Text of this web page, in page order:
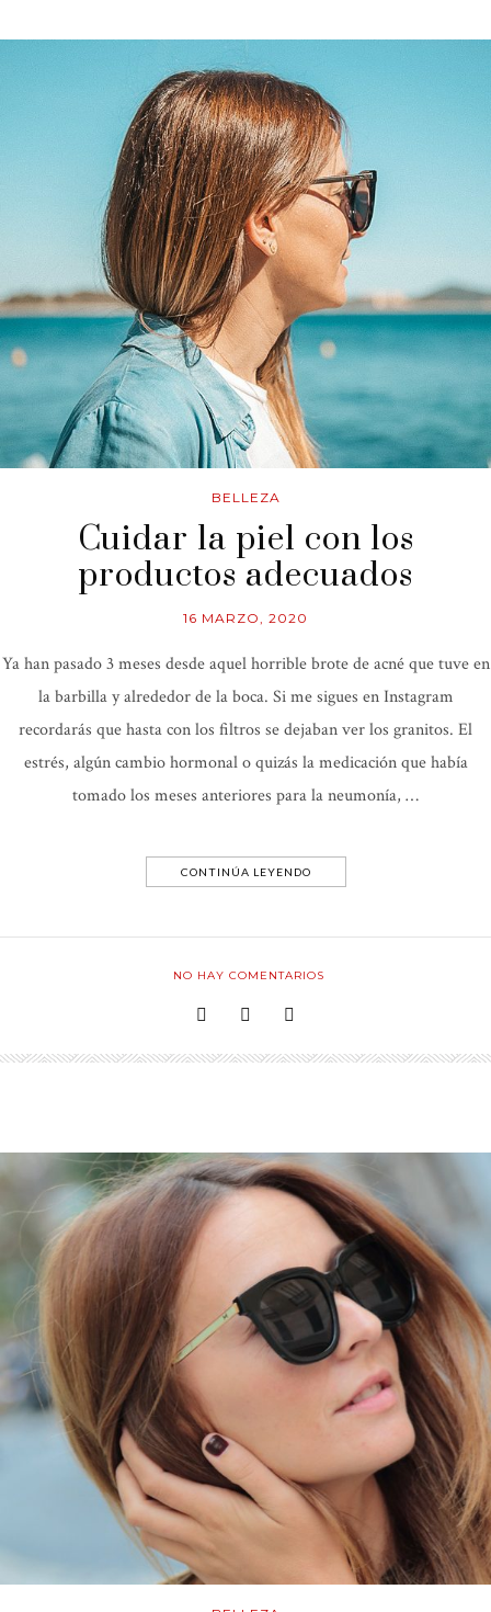
BELLEZA
Cuidar la piel con los
productos adecuados
16 MARZO, 2020
Ya han pasado 3 meses desde aquel horrible brote de acné que tuve en
la barbilla y alrededor de la boca. Si me sigues en Instagram
recordarás que hasta con los filtros se dejaban ver los granitos. El
estrés, algún cambio hormonal o quizás la medicación que había
tomado los meses anteriores para la neumonía, …
CONTINÚA LEYENDO
NO HAY COMENTARIOS